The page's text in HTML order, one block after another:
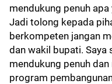
mendukung penuh
Jadi tolong kepada
berkompeten jangan
dan wakil bupati. Saya
mendukung penuh
program